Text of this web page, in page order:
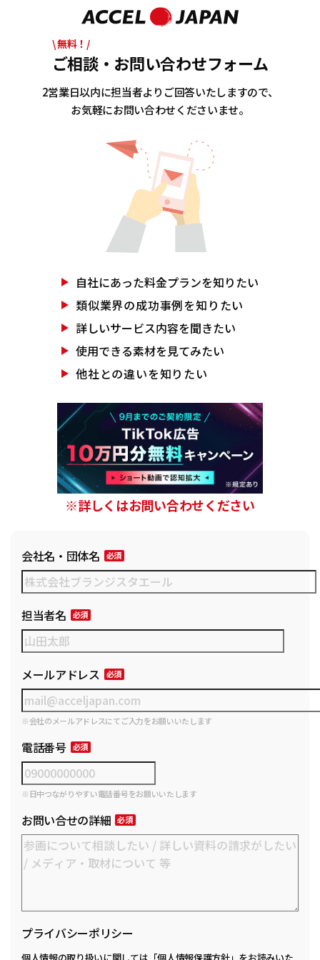
\ 無料！/
ご相談・お問い合わせフォーム
2営業日以内に担当者よりご回答いたしますので、
お気軽にお問い合わせくださいませ。
自社にあった料金プランを知りたい
類似業界の成功事例を知りたい
詳しいサービス内容を聞きたい
使用できる素材を見てみたい
他社との違いを知りたい
※詳しくはお問い合わせください
会社名・団体名
担当者名
メールアドレス
※会社のメールアドレスにてご入力をお願いいたします
電話番号
※日中つながりやすい電話番号をお願いいたします
お問い合せの詳細
プライバシーポリシー